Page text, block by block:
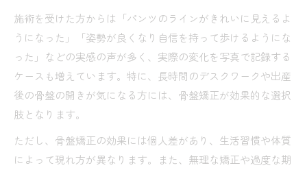
施術を受けた方からは「パンツのラインがきれいに見えるよ
うになった」「姿勢が良くなり自信を持って歩けるようにな
った」などの実感の声が多く、実際の変化を写真で記録する
ケースも増えています。特に、長時間のデスクワークや出産
後の骨盤の開きが気になる方には、骨盤矯正が効果的な選択
肢となります。
ただし、骨盤矯正の効果には個人差があり、生活習慣や体質
によって現れ方が異なります。また、無理な矯正や過度な期